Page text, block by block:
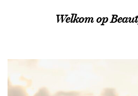
Welkom op